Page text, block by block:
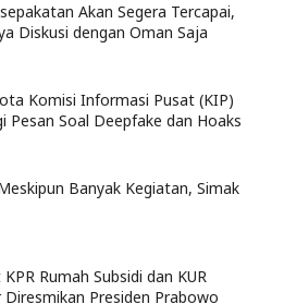
Akan Segera Tercapai,
Diskusi dengan Oman Saja
Komisi Informasi Pusat (KIP)
Soal Deepfake dan Hoaks
Banyak Kegiatan, Simak
Rumah Subsidi dan KUR
Presiden Prabowo